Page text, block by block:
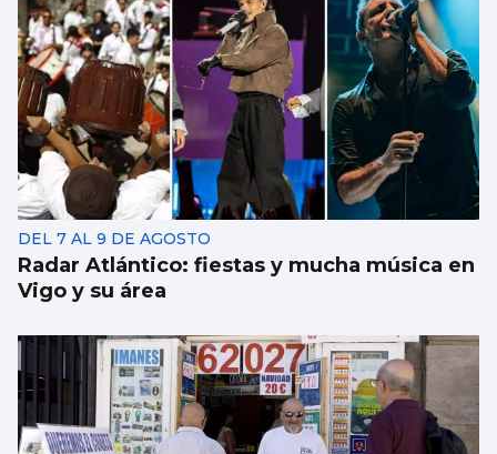
Trump tacha de hipócrita a Irán por negar
negociaciones
DEL 7 AL 9 DE AGOSTO
Radar Atlántico: fiestas y mucha música en
Vigo y su área